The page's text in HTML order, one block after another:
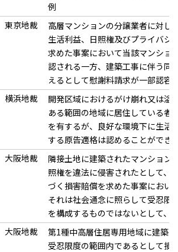
例
東京地裁
高層マンションの分譲業者に対し
生活利益、日照権及びプライバシ
求めた事案において当該マンショ
認される一方、建築工事に伴う同
えるとして慰謝料請求が一部認容
横浜地裁
開発区域におけるがけ崩れ又は溢
ある範囲の地域に居住している者
を有するが、良好な環境下に生活
する原告適格は認めることができ
大阪地裁
隣接土地に建築されたマンション
照権を違法に侵害されたとして、
づく損害賠償を求めた事案におい
それは社会通念に照らして受忍限
を構成するものではないとして、
大阪地裁
第1種中高層住居専用地域に建築
受忍限度の範囲内であるとして損